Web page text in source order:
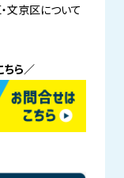
文京区について
ちら／